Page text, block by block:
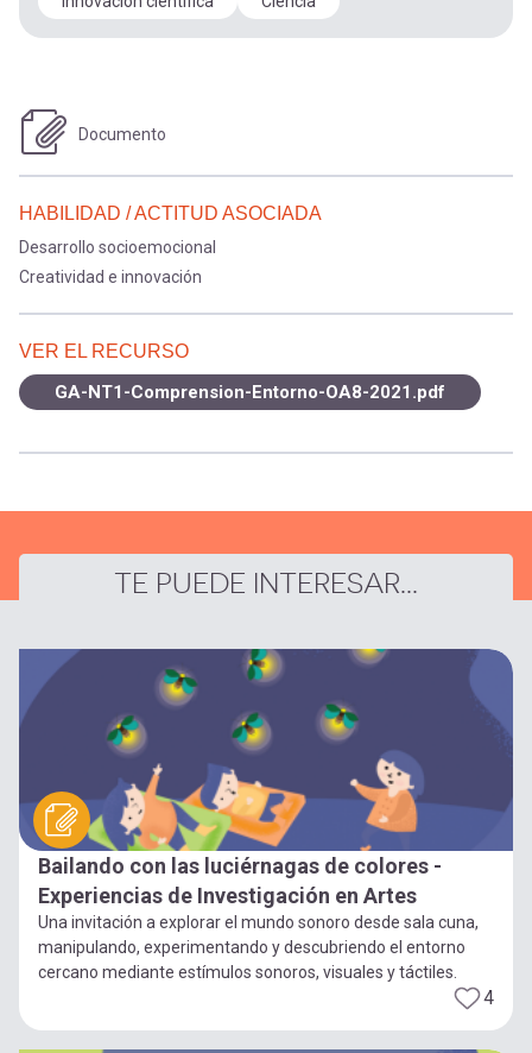
Documento
HABILIDAD / ACTITUD ASOCIADA
Desarrollo socioemocional
Creatividad e innovación
VER EL RECURSO
GA-NT1-Comprension-Entorno-OA8-2021.pdf
TE PUEDE INTERESAR...
Bailando con las luciérnagas de colores -
Experiencias de Investigación en Artes
Una invitación a explorar el mundo sonoro desde sala cuna,
manipulando, experimentando y descubriendo el entorno
cercano mediante estímulos sonoros, visuales y táctiles.
4